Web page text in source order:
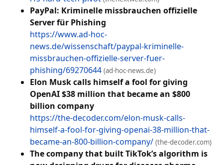
PayPal: Kriminelle missbrauchen offizielle
Server für Phishing
https://www.ad-hoc-
news.de/wissenschaft/paypal-kriminelle-
missbrauchen-offizielle-server-fuer-
phishing/69270644 (ad-hoc-news.de)
Elon Musk calls himself a fool for giving
OpenAI $38 million that became an $800
billion company
https://the-decoder.com/elon-musk-calls-
himself-a-fool-for-giving-openai-38-million-that-
became-an-800-billion-company/ (the-decoder.com)
The company that built TikTok’s algorithm is